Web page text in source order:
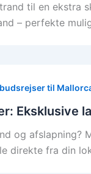
til en ekstra
– perfekte
til
Eksklusive
og afslapning?
direkte fra din